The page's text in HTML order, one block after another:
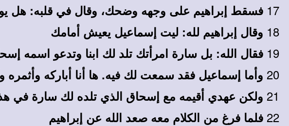
17 فسقط إبراهيم على وجهه وضحك، وقال في قلبه: هل
18 وقال إبراهيم لله: ليت إسماعيل يعيش أمامك
19 فقال الله: بل سارة امرأتك تلد لك ابنا وتدعو اسمه
20 وأما إسماعيل فقد سمعت لك فيه. ها أنا أباركه وأثمره
21 ولكن عهدي أقيمه مع إسحاق الذي تلده لك سارة في
22 فلما فرغ من الكلام معه صعد الله عن إبراهيم